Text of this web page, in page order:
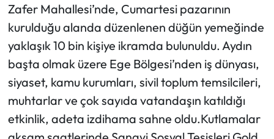
Zafer Mahallesi’nde, Cumartesi pazarının
kurulduğu alanda düzenlenen düğün yemeğinde
yaklaşık 10 bin kişiye ikramda bulunuldu. Aydın
başta olmak üzere Ege Bölgesi’nden iş dünyası,
siyaset, kamu kurumları, sivil toplum temsilcileri,
muhtarlar ve çok sayıda vatandaşın katıldığı
etkinlik, adeta izdihama sahne oldu.Kutlamalar